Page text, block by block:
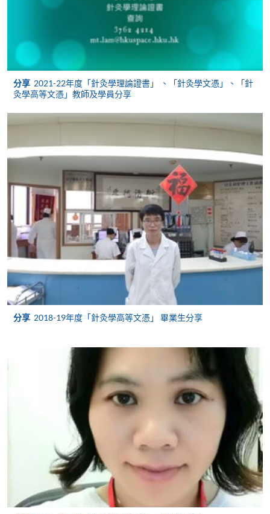
申請人可在網上使用「繳費靈」(PPS) (不適用於手
機)、VISA 或 Mastercard。除上述支付方式之外，如就
讀學歷頒授課程設有網上服務，在學學員亦可以「微
信支付」(Online WeChat Pay) 、「支付寶」(Online
Alipay) 或 「轉數快」(FPS) 繳付學費。
報讀新課程
申請人可按該課程網頁的右上角的
圖示進入網上服務網頁，然
後按照指示填妥網上報名表格。
某些課程須甄選入學，並要求申請人上載課程網頁
中指定所須文件(如學歷證明)。系統只支援doc,
docx, jpg 和pdf格式之附件。
繳交所需費用
申請人可使用以下方式繳交報名費或課程費用:
定繳費靈網上密碼。有關如何申請繳費靈戶口及密
碼，請瀏覽繳費靈網址http://www.ppshk.com 。
*信用咭網上繳費服務- 申請人可以 VISA 或
Mastercard（包括「香港大學專業進修學院
Mastercard卡」）繳付學費。
*香港大學專業進修學院Mastercard卡持有人如欲享用十個
月免息分期付款優惠，必須親臨本學院設有報名服務的教
學中心作付款安排。
分享 2021-22年度「針灸學理論證書」 、「針灸學文憑」、「針
灸學高等文憑」教師及學員分享
分享 2018-19年度「針灸學高等文憑」 畢業生分享